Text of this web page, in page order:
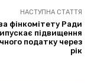
НАСТУПНА СТАТТЯ
фінкомітету Ради
підвищення
податку через
рік